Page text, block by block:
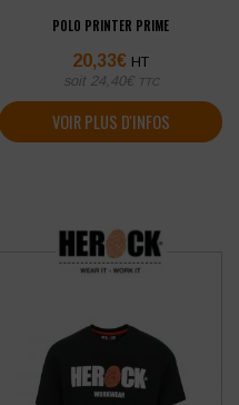
POLO PRINTER PRIME
20,33€ HT
soit 24,40€ TTC
VOIR PLUS D'INFOS